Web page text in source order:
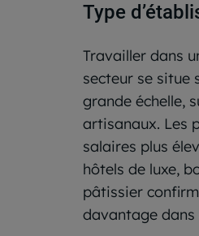
Type
Travailler dans
secteur se situe
grande échelle,
artisanaux. Les
salaires plus
hôtels de luxe,
pâtissier
davantage dans